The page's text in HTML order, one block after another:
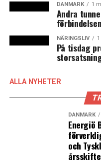
Från Danmark
Mø, Dizzy Mizz Lizzy,
Blume, Choir of Young
Exec, Halshug, Jacob
Pleasure, Baby Blood,
Deadpan Interference,
F.M.K., For Akia, Gents,
Marott, Katinka,
Mendoza, Orm, Palace
Shy Shy, Soho
DANMARK 1
Andra
NÄRINGSLIV
På tisdag
ALLA NYHETER
DANMARK
Energiö
och